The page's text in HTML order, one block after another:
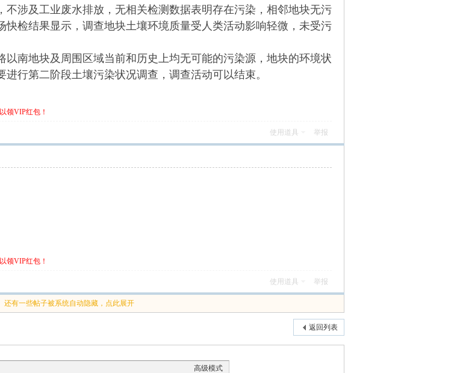
涉及工业废水排放，无相关检测数据表明存在污染，相邻地块无污
检结果显示，调查地块土壤环境质量受人类活动影响轻微，未受污
南地块及周围区域当前和历史上均无可能的污染源，地块的环境状
行第二阶段土壤污染状况调查，调查活动可以结束。
领VIP红包！
使用道具 举报
领VIP红包！
使用道具 举报
还有一些帖子被系统自动隐藏，点此展开
返回列表
高级模式